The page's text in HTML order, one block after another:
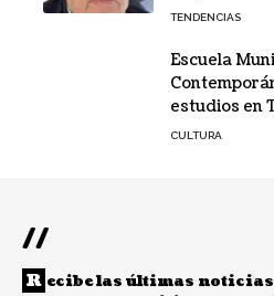
TENDENCIAS
Escuela
estudios en
CULTURA
//
R ecibe las últimas noticias